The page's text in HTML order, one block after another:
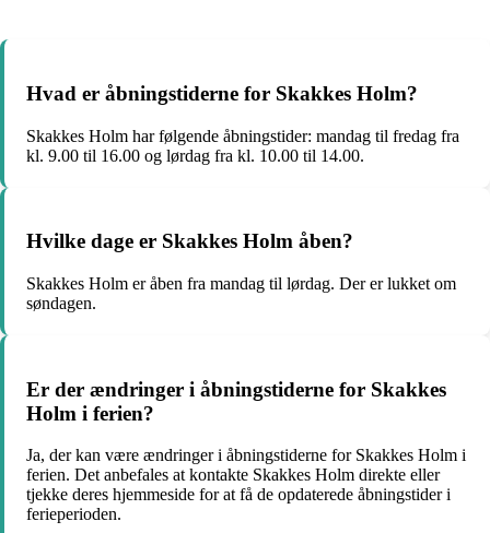
Hvad er åbningstiderne for Skakkes Holm?
Skakkes Holm har følgende åbningstider: mandag til fredag fra
kl. 9.00 til 16.00 og lørdag fra kl. 10.00 til 14.00.
Hvilke dage er Skakkes Holm åben?
Skakkes Holm er åben fra mandag til lørdag. Der er lukket om
søndagen.
Er der ændringer i åbningstiderne for Skakkes
Holm i ferien?
Ja, der kan være ændringer i åbningstiderne for Skakkes Holm i
ferien. Det anbefales at kontakte Skakkes Holm direkte eller
tjekke deres hjemmeside for at få de opdaterede åbningstider i
ferieperioden.